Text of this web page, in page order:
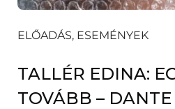
ELŐADÁS, ESEMÉNYEK
TALLÉR EDINA:
TOVÁBB – DANTE